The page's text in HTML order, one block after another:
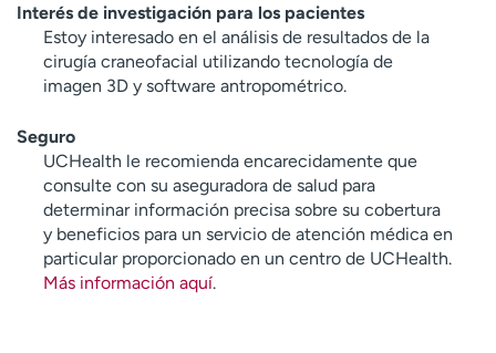
Interés de investigación para los pacientes
Estoy interesado en el análisis de resultados de la
cirugía craneofacial utilizando tecnología de
imagen 3D y software antropométrico.
Seguro
UCHealth le recomienda encarecidamente que
consulte con su aseguradora de salud para
determinar información precisa sobre su cobertura
y beneficios para un servicio de atención médica en
particular proporcionado en un centro de UCHealth.
Más información aquí.